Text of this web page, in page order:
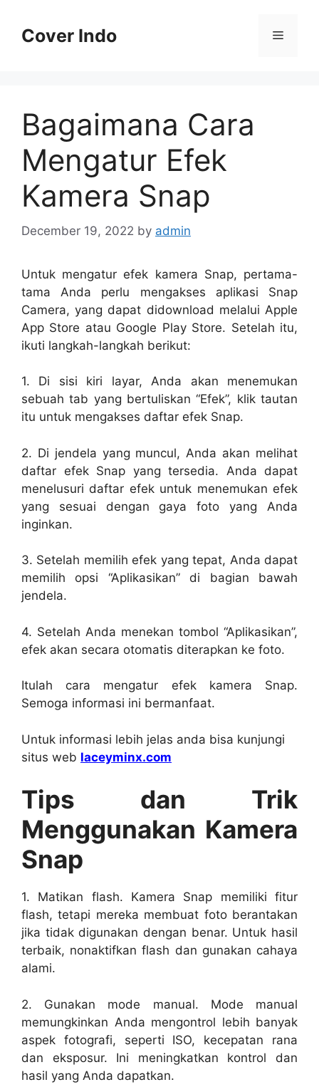
contentCover Indo Menu
Bagaimana Cara
Mengatur Efek
Kamera Snap
December 19, 2022 by admin
Untuk mengatur efek kamera Snap, pertama-
tama Anda perlu mengakses aplikasi Snap
Camera, yang dapat didownload melalui Apple
App Store atau Google Play Store. Setelah itu,
ikuti langkah-langkah berikut:
1. Di sisi kiri layar, Anda akan menemukan
sebuah tab yang bertuliskan “Efek”, klik tautan
itu untuk mengakses daftar efek Snap.
2. Di jendela yang muncul, Anda akan melihat
daftar efek Snap yang tersedia. Anda dapat
menelusuri daftar efek untuk menemukan efek
yang sesuai dengan gaya foto yang Anda
inginkan.
3. Setelah memilih efek yang tepat, Anda dapat
memilih opsi “Aplikasikan” di bagian bawah
jendela.
4. Setelah Anda menekan tombol “Aplikasikan”,
efek akan secara otomatis diterapkan ke foto.
Itulah cara mengatur efek kamera Snap.
Semoga informasi ini bermanfaat.
Untuk informasi lebih jelas anda bisa kunjungi
situs web laceyminx.com
Tips dan Trik
Menggunakan Kamera
Snap
1. Matikan flash. Kamera Snap memiliki fitur
flash, tetapi mereka membuat foto berantakan
jika tidak digunakan dengan benar. Untuk hasil
terbaik, nonaktifkan flash dan gunakan cahaya
alami.
2. Gunakan mode manual. Mode manual
memungkinkan Anda mengontrol lebih banyak
aspek fotografi, seperti ISO, kecepatan rana
dan eksposur. Ini meningkatkan kontrol dan
hasil yang Anda dapatkan.